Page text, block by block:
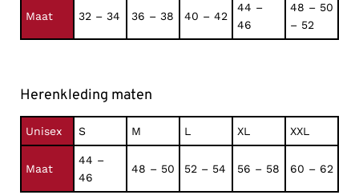
Maat 32 – 34 36 – 38 40 – 42
44 –
46
48 – 50
– 52
Herenkleding maten
Unisex S M L XL XXL
Maat
44 –
46
48 – 50 52 – 54 56 – 58 60 – 62